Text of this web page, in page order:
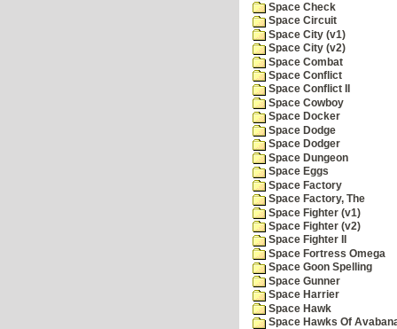
Space Check
Space Circuit
Space City (v1)
Space City (v2)
Space Combat
Space Conflict
Space Conflict II
Space Cowboy
Space Docker
Space Dodge
Space Dodger
Space Dungeon
Space Eggs
Space Factory
Space Factory, The
Space Fighter (v1)
Space Fighter (v2)
Space Fighter II
Space Fortress Omega
Space Goon Spelling
Space Gunner
Space Harrier
Space Hawk
Space Hawks Of